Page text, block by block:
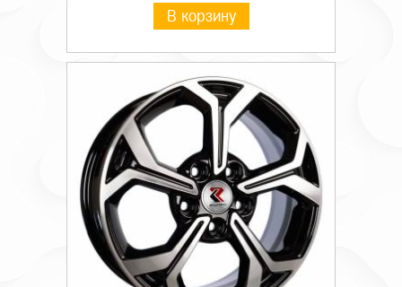
В корзину